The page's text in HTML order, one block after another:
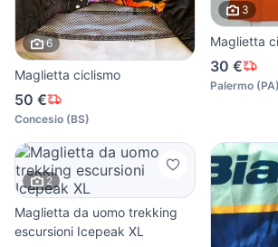
6
Maglietta ciclismo
50 €
Concesio (BS)
3
Maglietta
30 €
Palermo (PA)
2
Maglietta da uomo trekking
escursioni Icepeak XL